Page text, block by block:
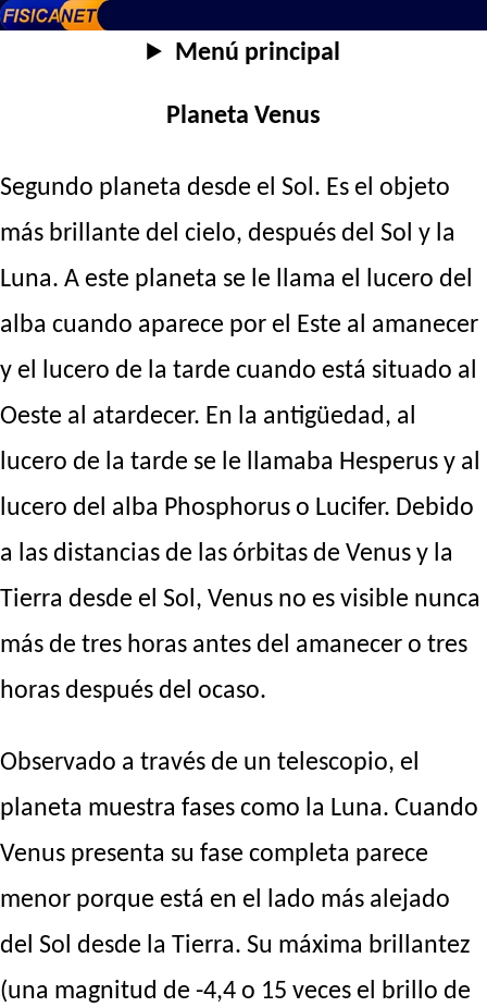
Menú principal
Planeta Venus
Segundo planeta desde el Sol. Es el objeto
más brillante del cielo, después del Sol y la
Luna. A este planeta se le llama el lucero del
alba cuando aparece por el Este al amanecer
y el lucero de la tarde cuando está situado al
Oeste al atardecer. En la antigüedad, al
lucero de la tarde se le llamaba Hesperus y al
lucero del alba Phosphorus o Lucifer. Debido
a las distancias de las órbitas de Venus y la
Tierra desde el Sol, Venus no es visible nunca
más de tres horas antes del amanecer o tres
horas después del ocaso.
Observado a través de un telescopio, el
planeta muestra fases como la Luna. Cuando
Venus presenta su fase completa parece
menor porque está en el lado más alejado
del Sol desde la Tierra. Su máxima brillantez
(una magnitud de -4,4 o 15 veces el brillo de